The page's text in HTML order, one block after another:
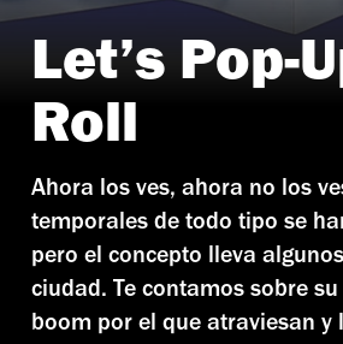
Let’s Pop-
Roll
Ahora los ves, ahora no los
temporales de todo tipo se
pero el concepto lleva
ciudad. Te contamos sobre
boom por el que atraviesan y